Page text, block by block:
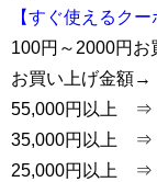
【すぐ使えるクー
100円～2000円お
お買い上げ金額
55,000円以上 ⇒
35,000円以上 ⇒
25,000円以上 ⇒